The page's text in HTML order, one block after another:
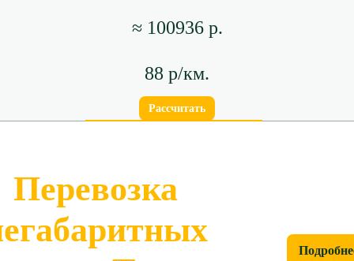
≈ 100936 р.
88 р/км.
Рассчитать
Перевозка